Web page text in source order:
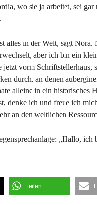
wo sie ja arbeitet, sei gar
alles in der Welt, sagt Nora.
aber ich bin ein
vorm Schriftstellerhaus,
durch, an denen
alleine in ein historisches
denke ich und freue ich
an den weltlichen
„Hallo, ich
teilen